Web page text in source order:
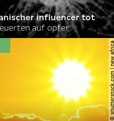
influencer tot
auf opfer
© shutterstock.com | new africa